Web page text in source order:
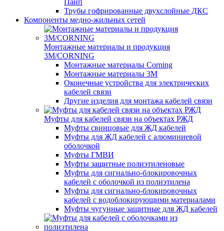
Пайп
Трубы гофрированные двухслойные ДКС
Компоненты медно-жильных сетей
Монтажные материалы и продукция
3M/CORNING
Монтажные материалы Corning
Монтажные материалы 3M
Оконечные устройства для электрических
кабелей связи
Другие изделия для монтажа кабелей связи
Муфты для кабелей связи на объектах РЖД
Муфты свинцовые для ЖД кабелей
Муфты для ЖД кабелей с алюминиевой
оболочкой
Муфты ГМВИ
Муфты защитные полиэтиленовые
Муфты для сигнально-блокировочных
кабелей с оболочкой из полиэтилена
Муфты для сигнально-блокировочных
кабелей с водоблокирующими материалами
Муфты чугунные защитные для ЖД кабелей